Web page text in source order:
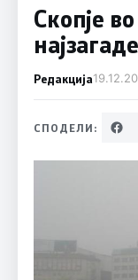
Скопје
Редакција
СПОДЕЛИ: